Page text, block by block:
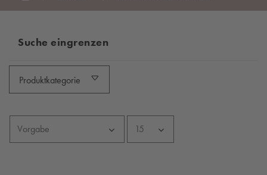
Suche eingrenzen
Produktkategorie